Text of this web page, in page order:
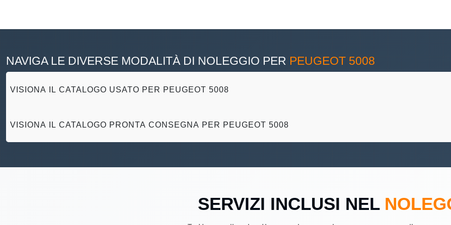
NAVIGA LE DIVERSE MODALITÀ DI NOLEGGIO PER PEUGEOT 5008
VISIONA IL CATALOGO USATO PER PEUGEOT 5008
VISIONA IL CATALOGO PRONTA CONSEGNA PER PEUGEOT 5008
SERVIZI INCLUSI NEL